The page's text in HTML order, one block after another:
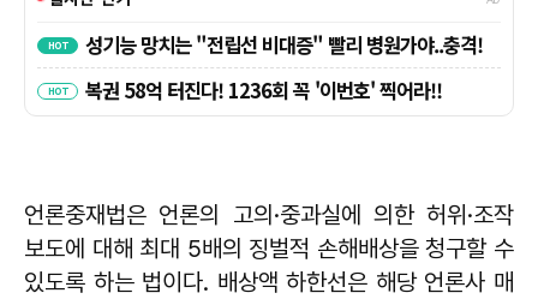
언론중재법은 언론의 고의·중과실에 의한 허위·조작
보도에 대해 최대 5배의 징벌적 손해배상을 청구할 수
있도록 하는 법이다. 배상액 하한선은 해당 언론사 매